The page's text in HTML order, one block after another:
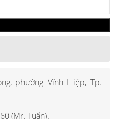
phường Vĩnh Hiệp, Tp.
(Mr. Tuấn).